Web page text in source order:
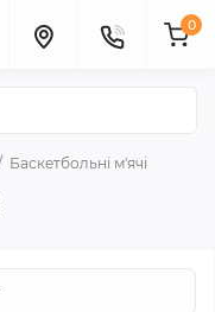
0
Баскетбольні м'ячі